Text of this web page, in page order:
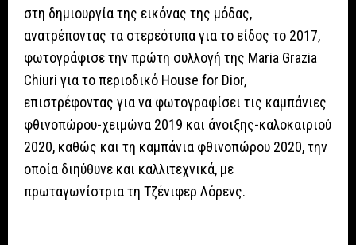
στη δημιουργία της εικόνας της μόδας,
ανατρέποντας τα στερεότυπα για το είδος το 2017,
φωτογράφισε την πρώτη συλλογή της Maria Grazia
Chiuri για το περιοδικό House for Dior,
επιστρέφοντας για να φωτογραφίσει τις καμπάνιες
φθινοπώρου-χειμώνα 2019 και άνοιξης-καλοκαιριού
2020, καθώς και τη καμπάνια φθινοπώρου 2020, την
οποία διηύθυνε και καλλιτεχνικά, με
πρωταγωνίστρια τη Τζένιφερ Λόρενς.